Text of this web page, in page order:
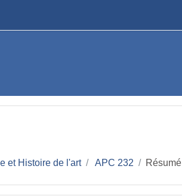
et Histoire de l'art APC 232 Résumé